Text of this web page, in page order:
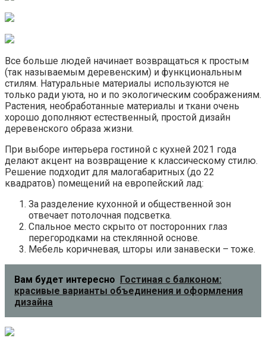
Все больше людей начинает возвращаться к простым
(так называемым деревенским) и функциональным
стилям. Натуральные материалы используются не
только ради уюта, но и по экологическим соображениям.
Растения, необработанные материалы и ткани очень
хорошо дополняют естественный, простой дизайн
деревенского образа жизни.
При выборе интерьера гостиной с кухней 2021 года
делают акцент на возвращение к классическому стилю.
Решение подходит для малогабаритных (до 22
квадратов) помещений на европейский лад:
За разделение кухонной и общественной зон
отвечает потолочная подсветка.
Спальное место скрыто от посторонних глаз
перегородками на стеклянной основе.
Мебель коричневая, шторы или занавески – тоже.
Вам будет интересно
Гостиная с балконом:
красивые варианты объединения и оформления
дизайна